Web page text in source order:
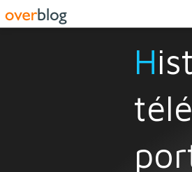
Histoire et évolution des